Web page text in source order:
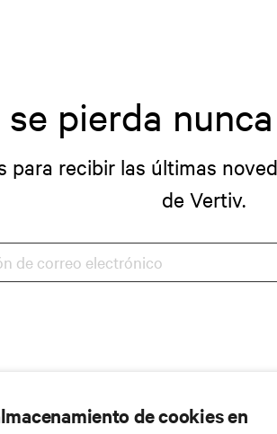
se pierda
para recibir las últimas
de Vertiv.
de cookies en